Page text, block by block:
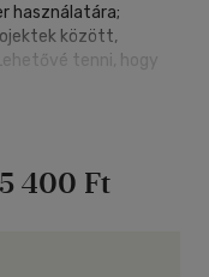
használatára;
között,
tenni, hogy
online közösséget,
5 400 Ft